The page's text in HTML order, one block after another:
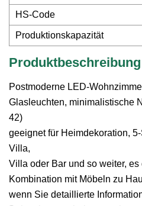
HS-Code
Produktionskapazität
Produktbeschreibung
Postmoderne LED-
Glasleuchten, minimalistische
42)
geeignet für Heimdekoration,
Villa,
Villa oder Bar und so weiter,
Kombination mit Möbeln zu
wenn Sie detaillierte